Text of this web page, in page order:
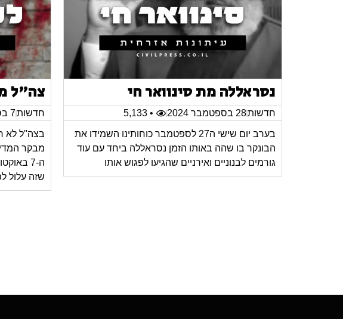
נסראללה מת סינוואר חי
חדשות28 בספטמבר 2024 • 5,133
בערב יום שישי ה27 לספטמבר כוחותינו השמידו את
הבונקר בו שהה באותו הזמן נסראללה ביחד עם עוד
גורמים לבנוניים ואירניים שהגיעו לפגוש אותו
צה"ל
חדשות7 בספטמבר 2024
בצה''ל לא
מבקר
ה-7
שזה עלול